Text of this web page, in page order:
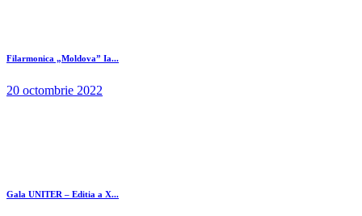
Filarmonica „Moldova” Ia...
20 octombrie 2022
Gala UNITER – Editia a X...